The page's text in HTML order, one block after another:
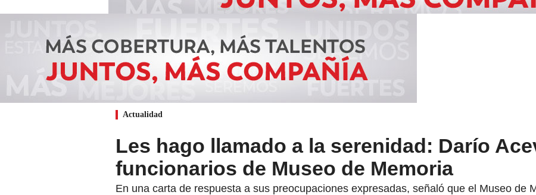
Actualidad
Les hago llamado a la serenidad: Darío
funcionarios de Museo de Memoria
En una carta de respuesta a sus preocupaciones expresadas, señaló que el Museo de